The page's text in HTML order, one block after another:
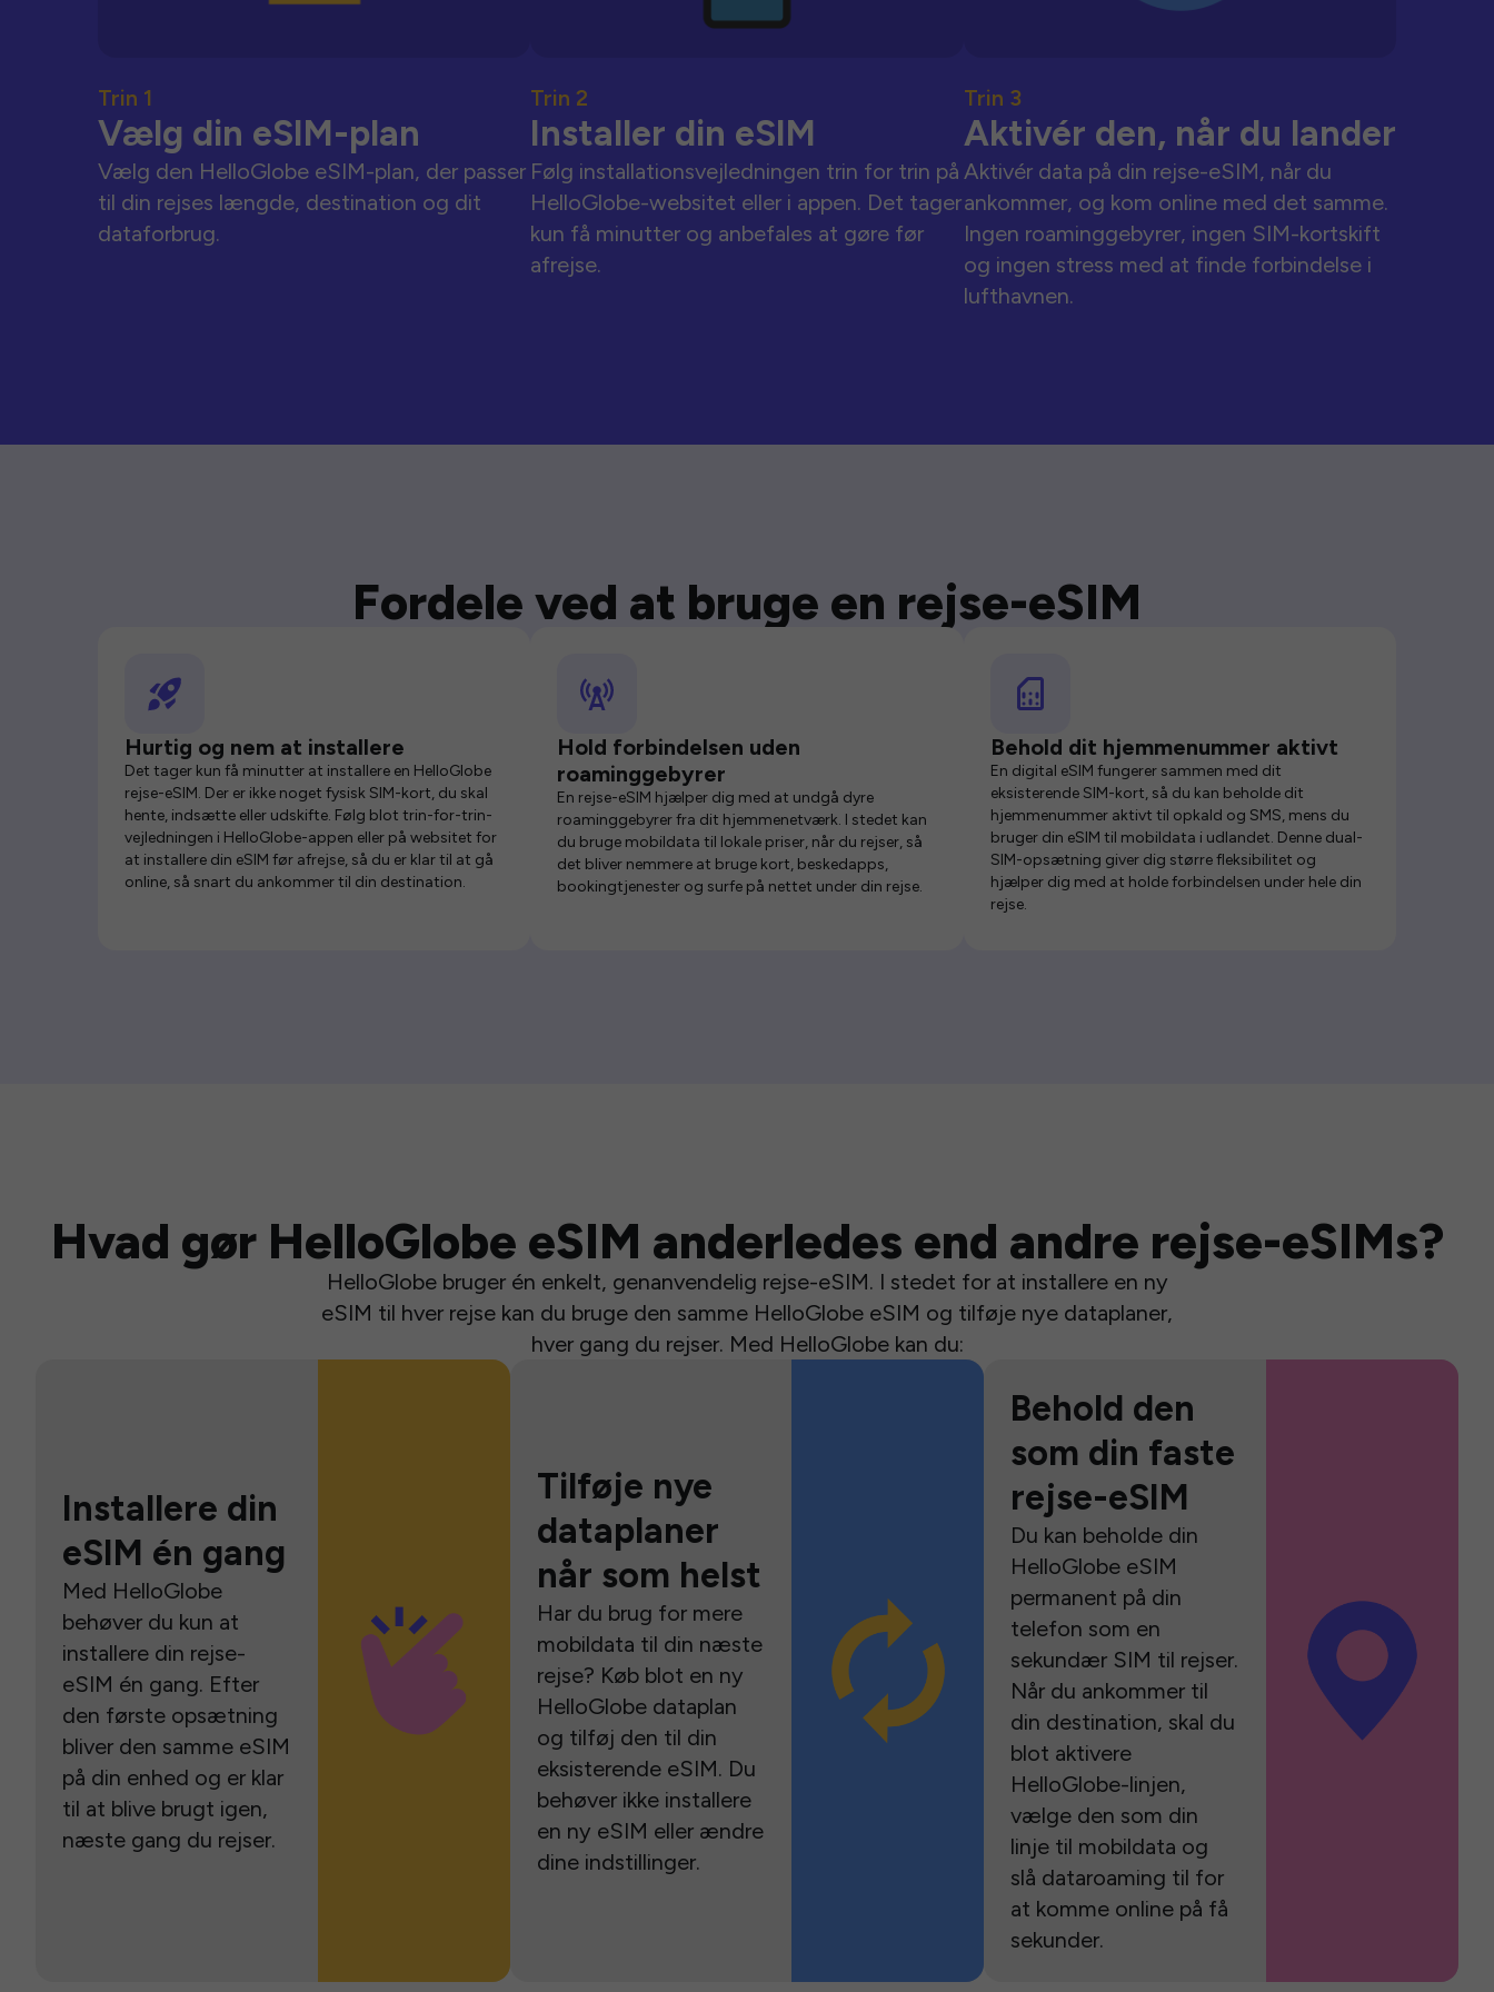
Trin 1
Vælg din eSIM-plan
Vælg den HelloGlobe eSIM-plan, der passer
til din rejses længde, destination og dit
dataforbrug.
Trin 2
Installer din eSIM
Følg installationsvejledningen trin for trin på
HelloGlobe-websitet eller i appen. Det tager
kun få minutter og anbefales at gøre før
afrejse.
Trin 3
Aktivér den, når du lander
Aktivér data på din rejse-eSIM, når du
ankommer, og kom online med det samme.
Ingen roaminggebyrer, ingen SIM-kortskift
og ingen stress med at finde forbindelse i
lufthavnen.
Fordele ved at bruge en rejse-eSIM
Hurtig og nem at installere
Det tager kun få minutter at installere en HelloGlobe
rejse-eSIM. Der er ikke noget fysisk SIM-kort, du skal
hente, indsætte eller udskifte. Følg blot trin-for-trin-
vejledningen i HelloGlobe-appen eller på websitet for
at installere din eSIM før afrejse, så du er klar til at gå
online, så snart du ankommer til din destination.
Hold forbindelsen uden
roaminggebyrer
En rejse-eSIM hjælper dig med at undgå dyre
roaminggebyrer fra dit hjemmenetværk. I stedet kan
du bruge mobildata til lokale priser, når du rejser, så
det bliver nemmere at bruge kort, beskedapps,
bookingtjenester og surfe på nettet under din rejse.
Behold dit hjemmenummer aktivt
En digital eSIM fungerer sammen med dit
eksisterende SIM-kort, så du kan beholde dit
hjemmenummer aktivt til opkald og SMS, mens du
bruger din eSIM til mobildata i udlandet. Denne dual-
SIM-opsætning giver dig større fleksibilitet og
hjælper dig med at holde forbindelsen under hele din
rejse.
Hvad gør HelloGlobe eSIM anderledes end andre rejse-eSIMs?
HelloGlobe bruger én enkelt, genanvendelig rejse-eSIM. I stedet for at installere en ny
eSIM til hver rejse kan du bruge den samme HelloGlobe eSIM og tilføje nye dataplaner,
hver gang du rejser. Med HelloGlobe kan du:
Installere din
eSIM én gang
Med HelloGlobe
behøver du kun at
installere din rejse-
eSIM én gang. Efter
den første opsætning
bliver den samme eSIM
på din enhed og er klar
til at blive brugt igen,
næste gang du rejser.
Tilføje nye
dataplaner
når som helst
Har du brug for mere
mobildata til din næste
rejse? Køb blot en ny
HelloGlobe dataplan
og tilføj den til din
eksisterende eSIM. Du
behøver ikke installere
en ny eSIM eller ændre
dine indstillinger.
Behold den
som din faste
rejse-eSIM
Du kan beholde din
HelloGlobe eSIM
permanent på din
telefon som en
sekundær SIM til rejser.
Når du ankommer til
din destination, skal du
blot aktivere
HelloGlobe-linjen,
vælge den som din
linje til mobildata og
slå dataroaming til for
at komme online på få
sekunder.